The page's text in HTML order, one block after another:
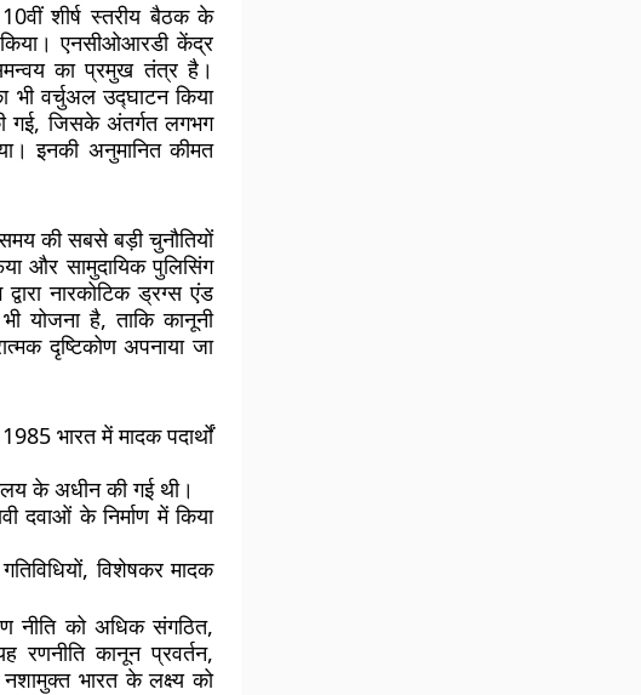
शीर्ष स्तरीय बैठक के
किया। एनसीओआरडी केंद्र
का प्रमुख तंत्र है।
भी वर्चुअल उद्घाटन किया
जिसके अंतर्गत लगभग
इनकी अनुमानित कीमत
की सबसे बड़ी चुनौतियों
और सामुदायिक पुलिसिंग
नारकोटिक ड्रग्स एंड
है, ताकि कानूनी
दृष्टिकोण अपनाया जा
1985 भारत में मादक पदार्थों
के अधीन की गई थी।
दवाओं के निर्माण में किया
विशेषकर मादक
नीति को अधिक संगठित,
कानून प्रवर्तन,
भारत के लक्ष्य को